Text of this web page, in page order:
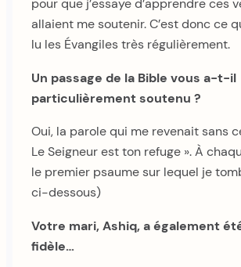
pour que j’essaye d’apprendre ces
allaient me soutenir. C’est donc ce
lu les Évangiles très régulièrement.
Un passage de la Bible vous a-t-il
particulièrement soutenu ?
Oui, la parole qui me revenait sans
Le Seigneur est ton refuge ». À
le premier psaume sur lequel je
ci-dessous)
Votre mari, Ashiq, a également
fidèle…